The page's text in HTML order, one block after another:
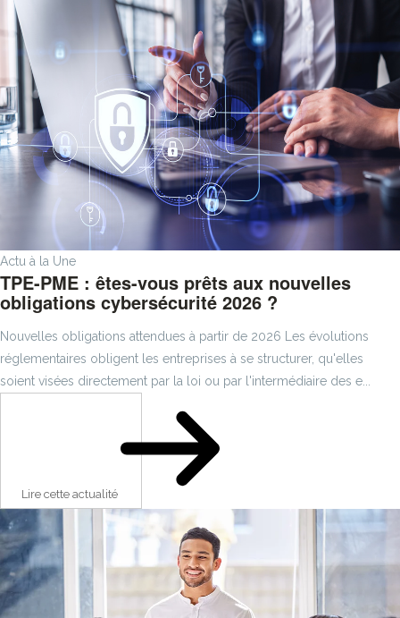
Actu à la Une
TPE-PME : êtes-vous prêts aux nouvelles
obligations cybersécurité 2026 ?
Nouvelles obligations attendues à partir de 2026 Les évolutions
réglementaires obligent les entreprises à se structurer, qu'elles
soient visées directement par la loi ou par l'intermédiaire des e...
Lire cette actualité